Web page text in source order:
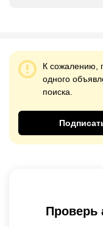
К сожалению,
одного
поиска.
Проверь